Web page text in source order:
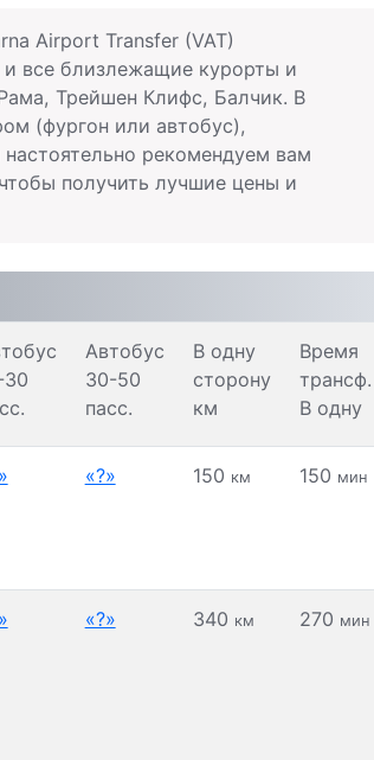
Airport Transfer (VAT)
все близлежащие курорты и
Трейшен Клифс, Балчик. В
(фургон или автобус),
рекомендуем вам
получить лучшие цены и
30
Aвтобус
30-50
пасс.
В одну
сторону
км
Время
трансф.
В одну
«?» 150 км 150 мин
«?» 340 км 270 мин